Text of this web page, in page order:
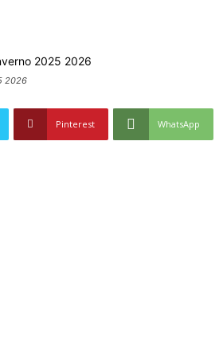
2026
Pinterest WhatsApp